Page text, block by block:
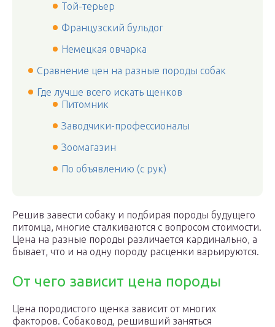
Той-терьер
Французский бульдог
Немецкая овчарка
Сравнение цен на разные породы собак
Где лучше всего искать щенков
Питомник
Заводчики-профессионалы
Зоомагазин
По объявлению (с рук)
Решив завести собаку и подбирая породы будущего
питомца, многие сталкиваются с вопросом стоимости.
Цена на разные породы различается кардинально, а
бывает, что и на одну породу расценки варьируются.
От чего зависит цена породы
Цена породистого щенка зависит от многих
факторов. Собаковод, решивший заняться